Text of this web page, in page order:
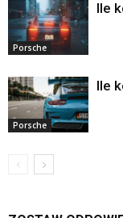
Porsche
Ile
Porsche
Ile